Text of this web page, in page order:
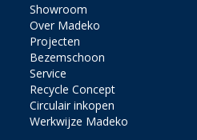
Showroom
Over Madeko
Projecten
Bezemschoon
Service
Recycle Concept
Circulair inkopen
Werkwijze Madeko